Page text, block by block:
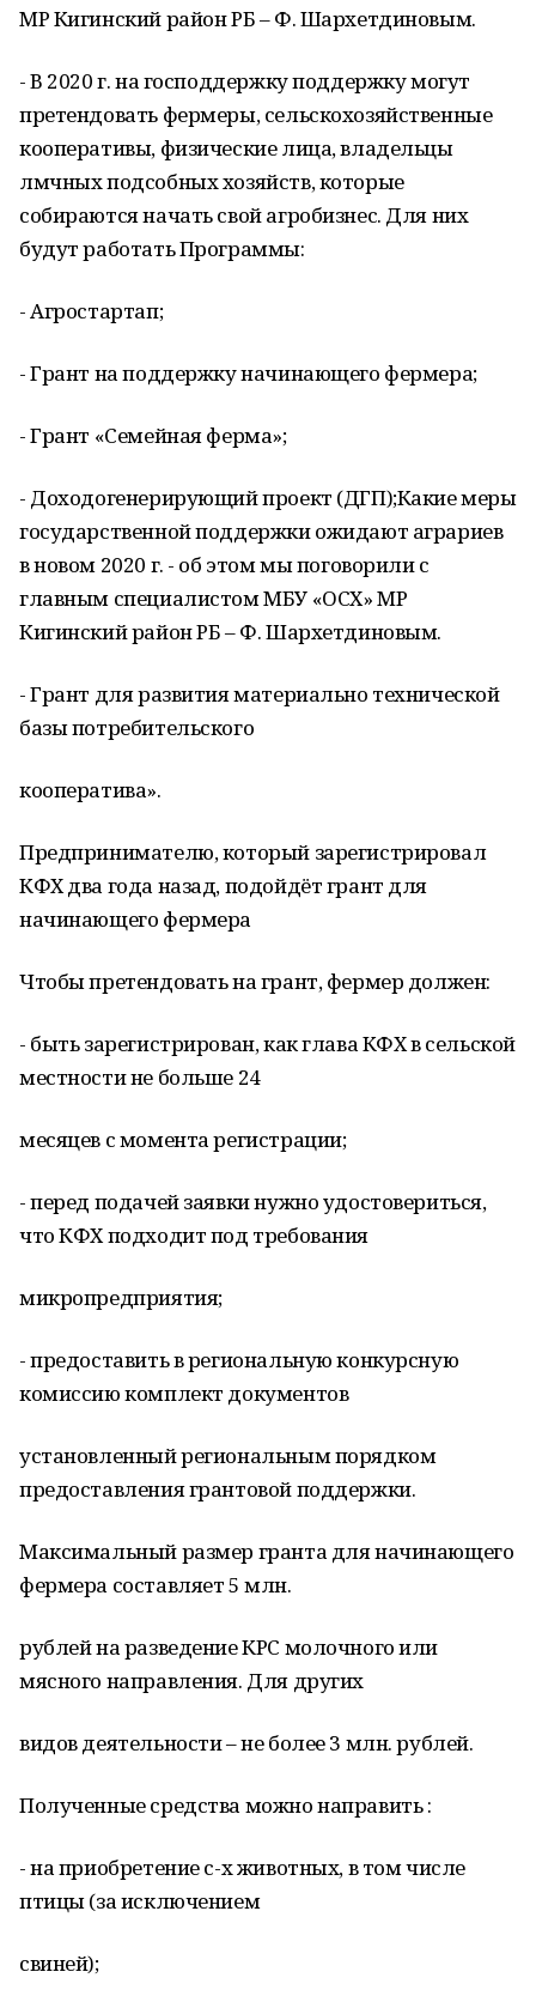
МР Кигинский район РБ – Ф. Шархетдиновым.
- В 2020 г. на господдержку поддержку могут
претендовать фермеры, сельскохозяйственные
кооперативы, физические лица, владельцы
лмчных подсобных хозяйств, которые
собираются начать свой агробизнес. Для них
будут работать Программы:
- Агростартап;
- Грант на поддержку начинающего фермера;
- Грант «Семейная ферма»;
- Доходогенерирующий проект (ДГП);Какие меры
государственной поддержки ожидают аграриев
в новом 2020 г. - об этом мы поговорили с
главным специалистом МБУ «ОСХ» МР
Кигинский район РБ – Ф. Шархетдиновым.
- Грант для развития материально технической
базы потребительского
кооператива».
Предпринимателю, который зарегистрировал
КФХ два года назад, подойдёт грант для
начинающего фермера
Чтобы претендовать на грант, фермер должен:
- быть зарегистрирован, как глава КФХ в сельской
местности не больше 24
месяцев с момента регистрации;
- перед подачей заявки нужно удостовериться,
что КФХ подходит под требования
микропредприятия;
- предоставить в региональную конкурсную
комиссию комплект документов
установленный региональным порядком
предоставления грантовой поддержки.
Максимальный размер гранта для начинающего
фермера составляет 5 млн.
рублей на разведение КРС молочного или
мясного направления. Для других
видов деятельности – не более 3 млн. рублей.
Полученные средства можно направить :
- на приобретение с-х животных, в том числе
птицы (за исключением
свиней);